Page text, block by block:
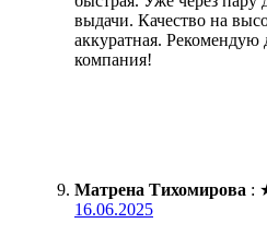
выдачи. Качество на
аккуратная. Рекомендую
компания!
Матрена Тихомирова :
16.06.2025